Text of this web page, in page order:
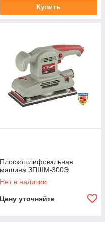
Купить
Плоскошлифовальная
машина ЗПШМ-300Э
Нет в наличии
Цену уточняйте